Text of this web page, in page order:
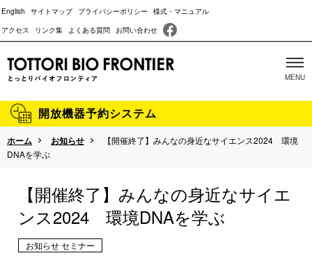
English サイトマップ プライバシーポリシー
様式・マニュアル
アクセス
リンク集 よくある質問 お問い合わせ
当施設について
成果報告
開放機器予約システム
ホーム お知らせ
【開催終了】みんなの身近なサイエンス2024 環境
DNAを学ぶ
【開催終了】みんなの身近なサイエ
ンス2024 環境DNAを学ぶ
お知らせ セミナー